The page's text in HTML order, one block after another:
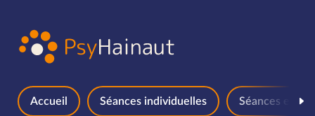
Accueil Séances individuelles Séances en